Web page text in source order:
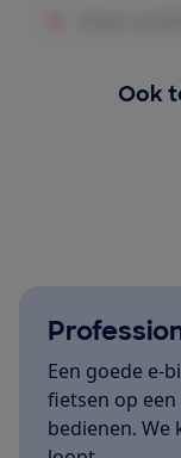
Ook
Een goede e-
fietsen op
bedienen. We